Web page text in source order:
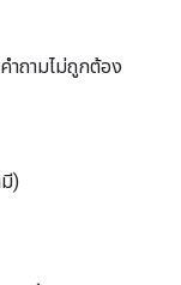
ำถามไม่ถูกต้อง
)